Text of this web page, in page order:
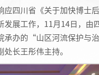
四川省《关于加快博士
展工作，11月14日，由
承办的“山区河流保护与
长王彤伟主持。